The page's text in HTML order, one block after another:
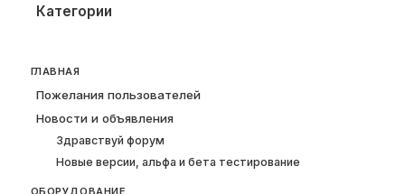
Категории
ГЛАВНАЯ
Пожелания пользователей
Новости и объявления
Здравствуй форум
Новые версии, альфа и бета тестирование
ОБОРУДОВАНИЕ